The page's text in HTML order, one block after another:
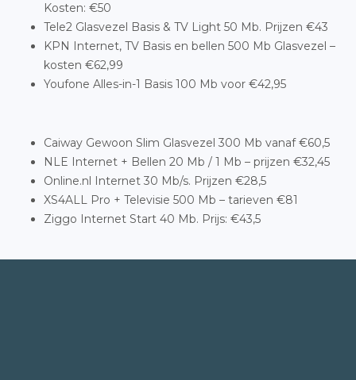
Kosten: €50
Tele2 Glasvezel Basis & TV Light 50 Mb. Prijzen €43
KPN Internet, TV Basis en bellen 500 Mb Glasvezel –
kosten €62,99
Youfone Alles-in-1 Basis 100 Mb voor €42,95
Caiway Gewoon Slim Glasvezel 300 Mb vanaf €60,5
NLE Internet + Bellen 20 Mb / 1 Mb – prijzen €32,45
Online.nl Internet 30 Mb/s. Prijzen €28,5
XS4ALL Pro + Televisie 500 Mb – tarieven €81
Ziggo Internet Start 40 Mb. Prijs: €43,5